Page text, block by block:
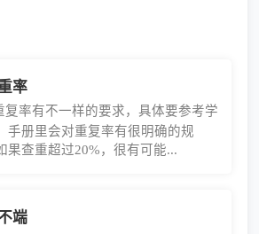
率
复率有不一样的要求，具体要参考学
手册里会对重复率有很明确的规
果查重超过20%，很有可能...
端